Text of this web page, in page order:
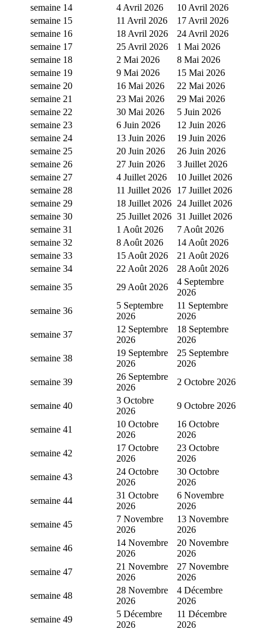
semaine 14
4 Avril 2026
10 Avril 2026
semaine 15
11 Avril 2026
17 Avril 2026
semaine 16
18 Avril 2026
24 Avril 2026
semaine 17
25 Avril 2026
1 Mai 2026
semaine 18
2 Mai 2026
8 Mai 2026
semaine 19
9 Mai 2026
15 Mai 2026
semaine 20
16 Mai 2026
22 Mai 2026
semaine 21
23 Mai 2026
29 Mai 2026
semaine 22
30 Mai 2026
5 Juin 2026
semaine 23
6 Juin 2026
12 Juin 2026
semaine 24
13 Juin 2026
19 Juin 2026
semaine 25
20 Juin 2026
26 Juin 2026
semaine 26
27 Juin 2026
3 Juillet 2026
semaine 27
4 Juillet 2026
10 Juillet 2026
semaine 28
11 Juillet 2026
17 Juillet 2026
semaine 29
18 Juillet 2026 24 Juillet 2026
semaine 30
25 Juillet 2026 31 Juillet 2026
semaine 31
1 Août 2026
7 Août 2026
semaine 32
8 Août 2026
14 Août 2026
semaine 33
15 Août 2026
21 Août 2026
semaine 34
22 Août 2026
28 Août 2026
semaine 35
29 Août 2026
4 Septembre
2026
semaine 36
5 Septembre
2026
11 Septembre
2026
semaine 37
12 Septembre
2026
18 Septembre
2026
semaine 38
19 Septembre
2026
25 Septembre
2026
semaine 39
26 Septembre
2026
2 Octobre 2026
semaine 40
3 Octobre
2026
9 Octobre 2026
semaine 41
10 Octobre
2026
16 Octobre
2026
semaine 42
17 Octobre
2026
23 Octobre
2026
semaine 43
24 Octobre
2026
30 Octobre
2026
semaine 44
31 Octobre
2026
6 Novembre
2026
semaine 45
7 Novembre
2026
13 Novembre
2026
semaine 46
14 Novembre
2026
20 Novembre
2026
semaine 47
21 Novembre
2026
27 Novembre
2026
semaine 48
28 Novembre
2026
4 Décembre
2026
semaine 49
5 Décembre
2026
11 Décembre
2026